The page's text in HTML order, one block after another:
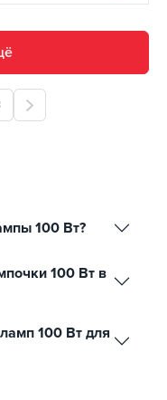
100 Вт?
100 Вт в
100 Вт для